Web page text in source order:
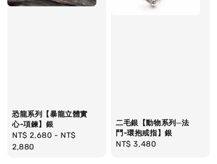
恐龍系列【暴龍立體實
心-項鍊】銀
Regular
price
NT$ 2,680 - NT$
2,880
二毛銀【動物系列─法
鬥-環抱戒指】銀
Regular
NT$ 3,480